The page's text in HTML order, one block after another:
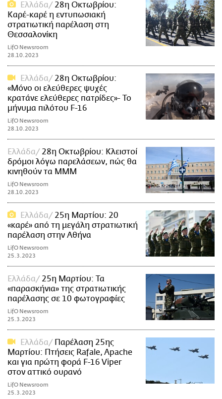
Ελλάδα
28η Οκτωβρίου:
Καρέ-καρέ η εντυπωσιακή
στρατιωτική παρέλαση στη
Θεσσαλονίκη
LifO Newsroom
28.10.2023
Ελλάδα
28η Οκτωβρίου:
«Μόνο οι ελεύθερες ψυχές
κρατάνε ελεύθερες πατρίδες»- Το
μήνυμα πιλότου F-16
LifO Newsroom
28.10.2023
Ελλάδα
28η Οκτωβρίου: Κλειστοί
δρόμοι λόγω παρελάσεων, πώς θα
κινηθούν τα ΜΜΜ
LifO Newsroom
28.10.2023
Ελλάδα
25η Μαρτίου: 20
«καρέ» από τη μεγάλη στρατιωτική
παρέλαση στην Αθήνα
LifO Newsroom
25.3.2023
Ελλάδα
25η Μαρτίου: Τα
«παρασκήνια» της στρατιωτικής
παρέλασης σε 10 φωτογραφίες
LifO Newsroom
25.3.2023
Ελλάδα
Παρέλαση 25ης
Μαρτίου: Πτήσεις Rafale, Apache
και για πρώτη φορά F-16 Viper
στον αττικό ουρανό
LifO Newsroom
25.3.2023